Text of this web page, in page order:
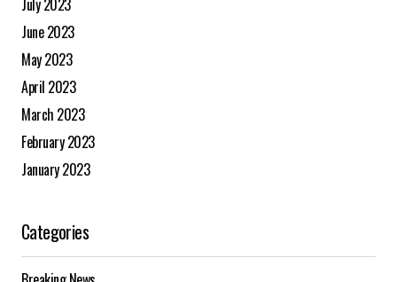
July 2023
June 2023
May 2023
April 2023
March 2023
February 2023
January 2023
Categories